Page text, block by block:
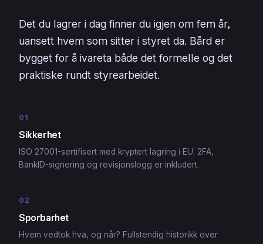
Det du lagrer i dag finner du igjen om fem år,
uansett hvem som sitter i styret da. Bård er
bygget for å ivareta både det formelle og det
praktiske rundt styrearbeidet.
01
Sikkerhet
ISO 27001-sertifisert med kryptert lagring i EU. 2FA,
BankID-signering og revisjonslogg er inkludert.
02
Sporbarhet
Hvem vedtok hva, og når? Fullstendig historikk over